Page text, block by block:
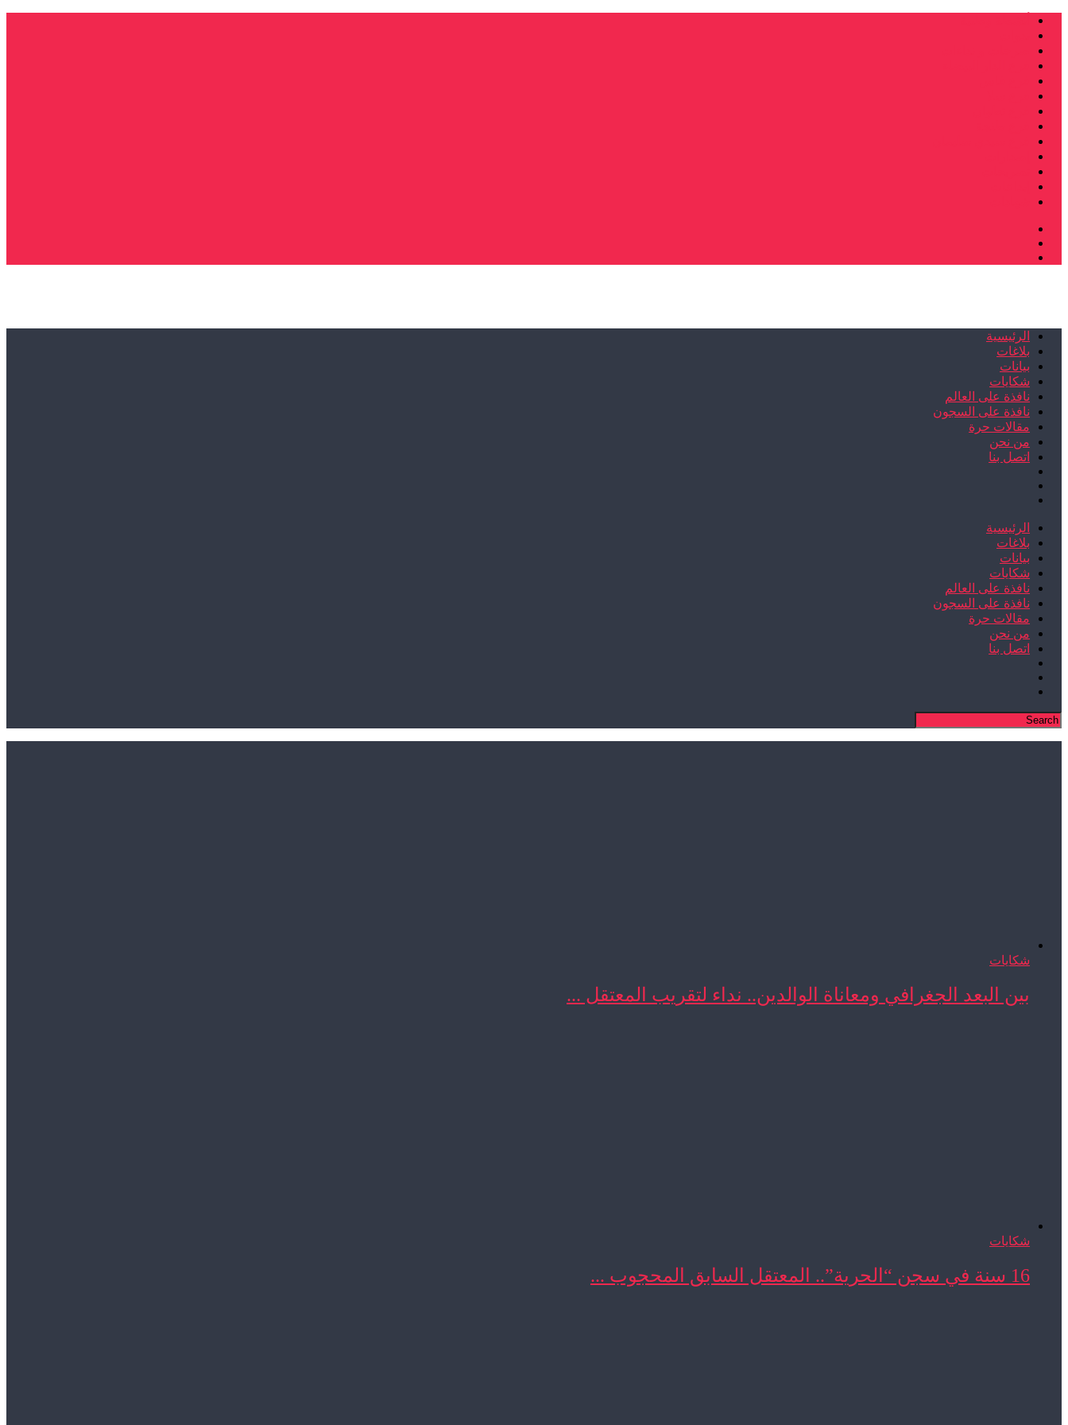
الرئيسية
بلاغات
بيانات
شكايات
نافذة على العالم
نافذة على السجون
مقالات حرة
من نحن
اتصل بنا
الرئيسية
بلاغات
بيانات
شكايات
نافذة على العالم
نافذة على السجون
مقالات حرة
من نحن
اتصل بنا
شكايات
بين البعد الجغرافي ومعاناة الوالدين.. نداء لتقريب المعتقل ...
شكايات
16 سنة في سجن “الحرية”.. المعتقل السابق المحجوب ...